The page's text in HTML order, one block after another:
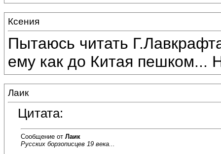
Ксения
Пытаюсь читать
ему как до Китая пешком...
Лаик
Цитата:
Сообщение от Лаик
Русских борзописцев 19 века...